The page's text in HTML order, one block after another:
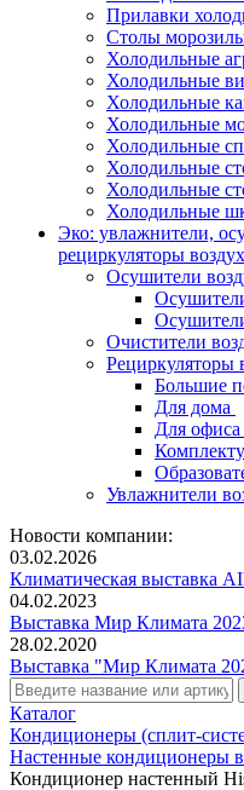
Прилавки
Столы
Холодильные
Холодильные
Холодильные
Холодильные
Холодильные
Холодильные
Холодильные
Холодильные
Эко: увлажнители,
рециркуляторы
Осушители
Очистители
Рециркуляторы
Большие
Для дома
Для офиса
Увлажнители
Новости компании:
03.02.2026
Климатическая выставка
04.02.2023
Выставка Мир Климата
28.02.2020
Выставка "Мир Климата
Каталог
Кондиционеры (сплит-
Настенные кондиционеры
Кондиционер настенный